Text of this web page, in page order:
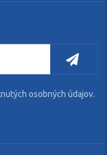
osobných údajov.